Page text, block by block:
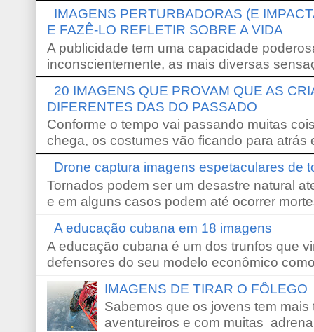
IMAGENS PERTURBADORAS (E
E FAZÊ-LO REFLETIR SOBRE A VIDA
A publicidade tem uma capacidade
inconscientemente, as mais diversas
20 IMAGENS QUE PROVAM QUE AS
DIFERENTES DAS DO PASSADO
Conforme o tempo vai passando muitas
chega, os costumes vão ficando para atrás
Drone captura imagens espetaculares de
Tornados podem ser um desastre natural
e em alguns casos podem até ocorrer
A educação cubana em 18 imagens
A educação cubana é um dos trunfos que
defensores do seu modelo econômico
IMAGENS DE TIRAR O FÔLEGO
Sabemos que os jovens tem
aventureiros e com muitas